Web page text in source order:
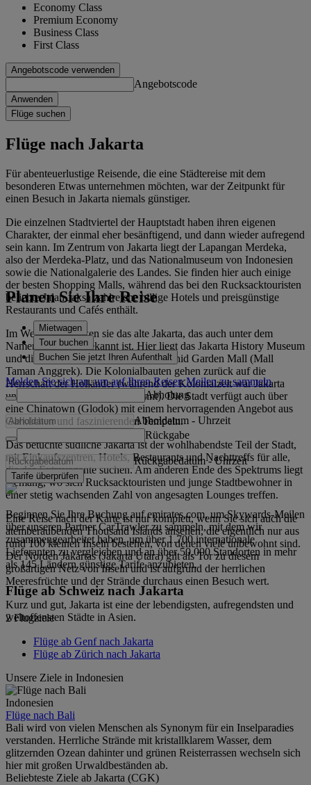
Economy Class
Premium Economy
Business Class
First Class
Angebotscode verwenden
Angebotscode
Anwenden
Flüge suchen
Flüge nach Jakarta
Für abenteuerlustige Reisende, die eine Städtereise mit dem
besonderen Etwas unternehmen möchten, war der Zeitpunkt für
einen Besuch in Jakarta niemals günstiger.
Die einzelnen Stadtviertel der Hauptstadt haben ihren eigenen
Charakter, der einmal eher besänftigend, und dann wieder aufregend
sein kann. Im Zentrum von Jakarta liegt der Lapangan Merdeka,
also der Merdeka-Platz, und das Nationalmuseum von Indonesien
sowie die Nationalgalerie des Landes. Sie finden hier auch einige
der besten Shopping Malls, während das bei den Rucksacktouristen
beliebte Jalan Jaksa zahlreiche billige Hotels und preisgünstige
Restaurants und Cafés enthält.
Im Westen entdecken sie das alte Jakarta, das auch unter dem
Namen Kota Tua bekannt ist. Hier liegt das Jakarta History Museum
und die größte Shopping Mall, die Orchid Garden Mall (Mall
Taman Anggrek). Die Kolonialbauten gehen zurück auf die
Herrschaft der Holländer (während der Kolonialzeit war Jakarta
unter dem Namen Batavia bekannt). Die Stadt verfügt auch über
eine Chinatown (Glodok) mit einem hervorragenden Angebot aus
Garküchen und faszinierenden Tempeln.
Das betuchte südliche Jakarta ist der wohlhabendste Teil der Stadt,
mit Einkaufszentren, Hotels, Restaurants und Nachttreffs für alle,
die das Extravagante suchen. Am anderen Ende des Spektrums liegt
Kemang, wo sich Rucksacktouristen und junge Stadtbewohner in
einer stetig wachsenden Zahl von angesagten Lounges treffen.
Eine Reise nach der Karte ist nur komplett, wenn Sie sich auch die
atemberaubenden Thousand Islands ansehen, die eigentlich nur aus
rund 100 kleinen Inseln bestehen, von denen viele unbewohnt sind.
Der Norden Jakartas (Jakarta Utara) gilt als Tor zu diesem
großartigen Netz von Inseln und ist aufgrund der herrlichen
Meeresfrüchte und der Strände durchaus einen Besuch wert.
Kurz und gut, Jakarta ist eine der lebendigsten, aufregendsten und
weltoffensten Städte in Asien.
Planen Sie Ihre Reise
Mietwagen
Tour buchen
Buchen Sie jetzt Ihren Aufenthalt
Melden Sie sich an, um auf Ihren Reisen Meilen zu sammeln
Abholung
Abholdatum - Uhrzeit
Rückgabe
Rückgabedatum - Uhrzeit
Tarife überprüfen
Beginnen Sie Ihre Buchung auf emirates.com, um Skywards-Meilen
über unseren Partner CarTrawler zu sammeln, mit dem wir
zusammengearbeitet haben, um über 1.700 internationale
Lieferanten zu vergleichen und an über 50.000 Standorten in mehr
als 145 Ländern günstige Tarife anzubieten.
Flüge ab Schweiz nach Jakarta
2 Flugziele
Flüge ab Genf nach Jakarta
Flüge ab Zürich nach Jakarta
Unsere Ziele in Indonesien
Indonesien
Flüge nach Bali
Bali wird von vielen Menschen als Synonym für ein Inselparadies
verstanden. Herrliche Strände mit kristallklarem Wasser, dem
glitzernden Ozean dahinter und grünen Reisterrassen wechseln sich
hier mit großen Urwaldbeständen ab.
Beliebteste Ziele ab Jakarta (CGK)